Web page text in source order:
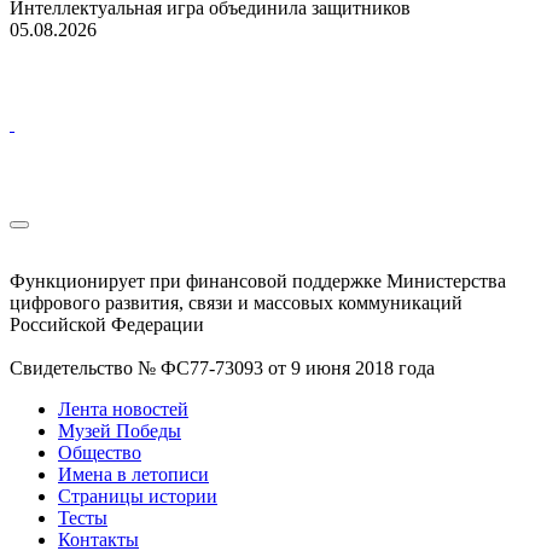
Интеллектуальная игра объединила защитников
05.08.2026
Функционирует при финансовой поддержке Министерства
цифрового развития, связи и массовых коммуникаций
Российской Федерации
Свидетельство № ФС77-73093 от 9 июня 2018 года
Лента новостей
Музей Победы
Общество
Имена в летописи
Страницы истории
Тесты
Контакты